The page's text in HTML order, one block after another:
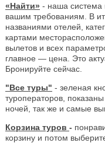
«Найти» - наша система
вашим требованиям. В
названиями отелей,
картами
вылетов и всех
главное — цена. Это
Бронируйте сейчас.
"Все туры" - зеленая
туроператоров,
ночей, так же и самые
Корзина туров -
корзину и потом